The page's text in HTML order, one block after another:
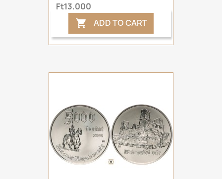
Ft13,000
 ADD TO CART